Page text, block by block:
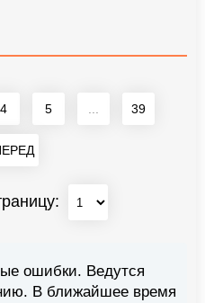
4 5 39
ошибки. Ведутся
В ближайшее время